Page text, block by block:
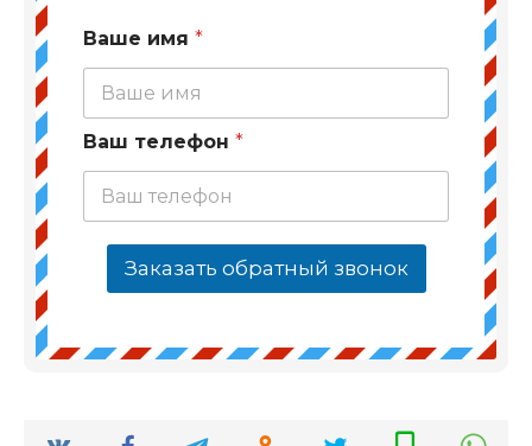
Ваше имя *
Ваш телефон *
Заказать обратный звонок